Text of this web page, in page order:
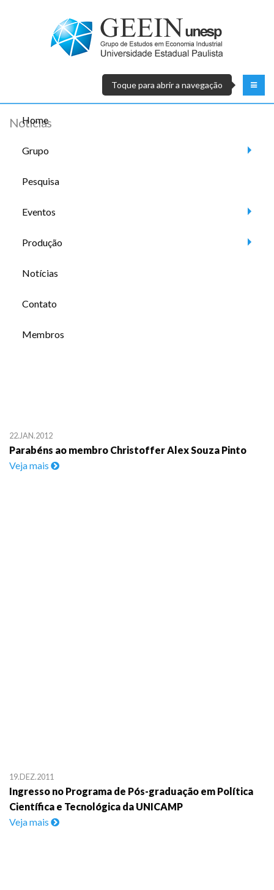
Toque para abrir a navegação
Home
Grupo
Pesquisa
Eventos
Produção
Notícias
Contato
Membros
Notícias
22.JAN.2012
Parabéns ao membro Christoffer Alex Souza Pinto
Veja mais
19.DEZ.2011
Ingresso no Programa de Pós-graduação em Política
Científica e Tecnológica da UNICAMP
Veja mais